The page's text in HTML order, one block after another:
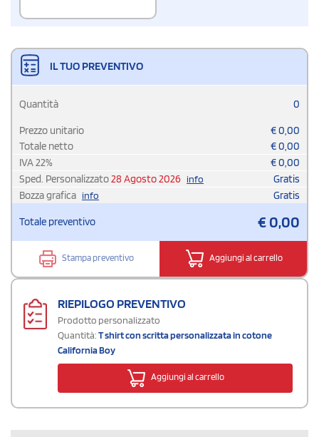
IL TUO PREVENTIVO
Quantità 0
Prezzo unitario €0,00
Totale netto
€0,00
IVA22% €0,00
Sped. Personalizzato28 Agosto 2026 info
Gratis
Bozza grafica info Gratis
Totale preventivo €0,00
Stampa preventivo Aggiungi al carrello
RIEPILOGO PREVENTIVO
Prodotto personalizzato
Quantità:T shirt con scritta personalizzata in cotone
California Boy
Aggiungi al carrello